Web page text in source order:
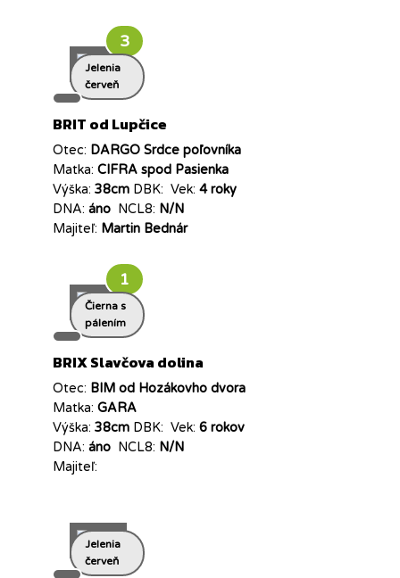
3
Jelenia
červeň
BRIT od Lupčice
Otec: DARGO Srdce poľovníka
Matka: CIFRA spod Pasienka
Výška: 38cm DBK: Vek: 4 roky
DNA: áno NCL8: N/N
Majiteľ: Martin Bednár
1
Čierna s
pálením
BRIX Slavčova dolina
Otec: BIM od Hozákovho dvora
Matka: GARA
Výška: 38cm DBK: Vek: 6 rokov
DNA: áno NCL8: N/N
Majiteľ:
Jelenia
červeň